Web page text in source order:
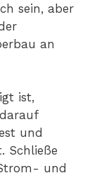
sein, aber
an
ist,
und
Schließe
und